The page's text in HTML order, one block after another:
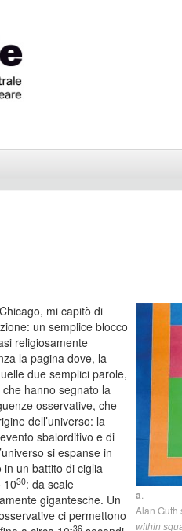
a.
Alan Guth
within
mi capitò di
un semplice blocco
religiosamente
la pagina dove, la
due semplici parole,
hanno segnato la
osservative, che
dell’universo: la
sbalorditivo e di
si espanse in
un battito di ciglia
1030: da scale
gigantesche. Un
ci permettono
-36